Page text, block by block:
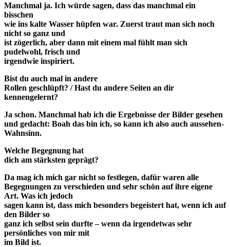
Manchmal ja. Ich würde sagen, dass das manchmal ein
bisschen
wie ins kalte Wasser hüpfen war. Zuerst traut man sich noch
nicht so ganz und
ist zögerlich, aber dann mit einem mal fühlt man sich
pudelwohl, frisch und
irgendwie inspiriert.
Bist du auch mal in andere
Rollen geschlüpft? / Hast du andere Seiten an dir
kennengelernt?
Ja schon. Manchmal hab ich die Ergebnisse der Bilder gesehen
und gedacht: Boah das bin ich, so kann ich also auch aussehen-
Wahnsinn.
Welche Begegnung hat
dich am stärksten geprägt?
Da mag ich mich gar nicht so festlegen, dafür waren alle
Begegnungen zu verschieden und sehr schön auf ihre eigene
Art. Was ich jedoch
sagen kann ist, dass mich besonders begeistert hat, wenn ich auf
den Bilder so
ganz ich selbst sein durfte – wenn da irgendetwas sehr
persönliches von mir mit
im Bild ist.